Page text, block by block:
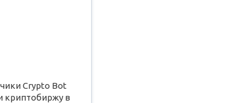
Crypto Bot
криптобиржу в